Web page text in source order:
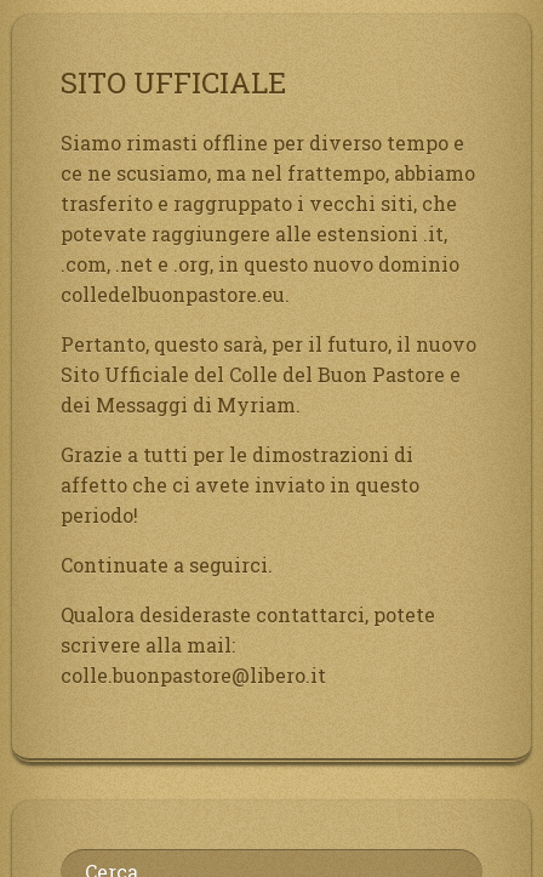
SITO UFFICIALE
Siamo rimasti offline per diverso tempo e
ce ne scusiamo, ma nel frattempo, abbiamo
trasferito e raggruppato i vecchi siti, che
potevate raggiungere alle estensioni .it,
.com, .net e .org, in questo nuovo dominio
colledelbuonpastore.eu.
Pertanto, questo sarà, per il futuro, il nuovo
Sito Ufficiale del Colle del Buon Pastore e
dei Messaggi di Myriam.
Grazie a tutti per le dimostrazioni di
affetto che ci avete inviato in questo
periodo!
Continuate a seguirci.
Qualora desideraste contattarci, potete
scrivere alla mail:
colle.buonpastore@libero.it
Ricerca